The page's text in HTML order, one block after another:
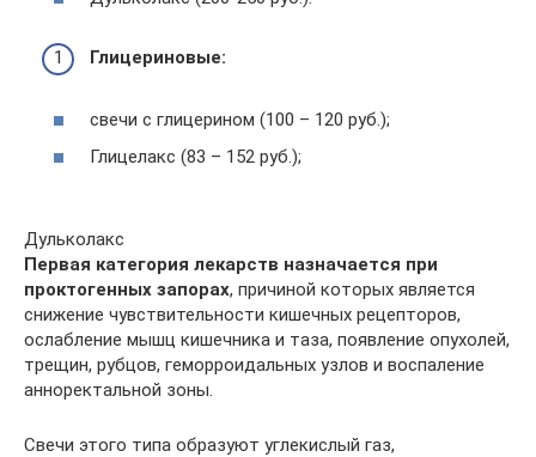
Глицериновые:
свечи с глицерином (100 – 120 руб.);
Глицелакс (83 – 152 руб.);
Дульколакс
Первая категория лекарств назначается при
проктогенных запорах, причиной которых является
снижение чувствительности кишечных рецепторов,
ослабление мышц кишечника и таза, появление опухолей,
трещин, рубцов, геморроидальных узлов и воспаление
анноректальной зоны.
Свечи этого типа образуют углекислый газ,